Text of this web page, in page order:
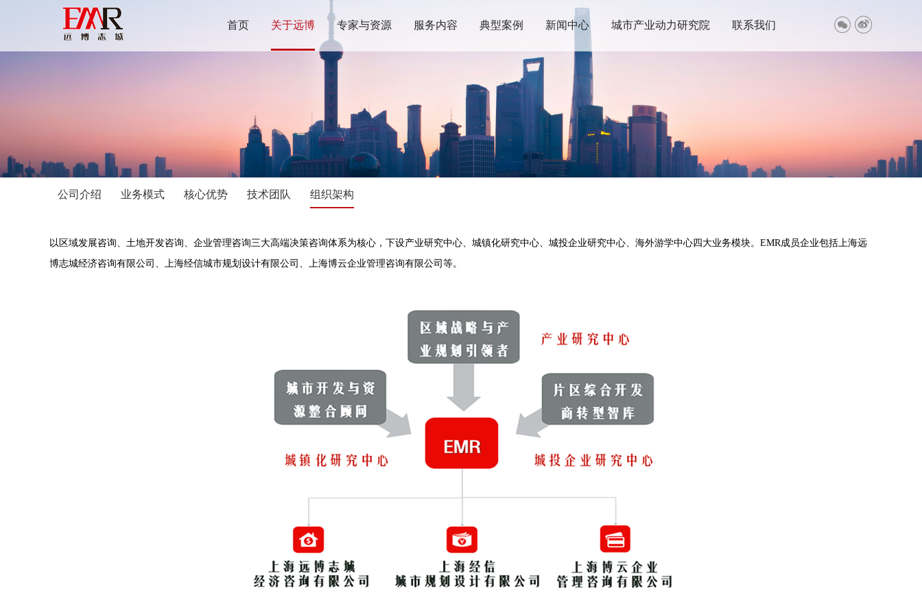
首页 关于远博 专家与资源 服务内容 典型案例 新闻中心 城市产业动力研究院 联系我们 

公司介绍 业务模式 核心优势 技术团队 组织架构
以区域发展咨询、土地开发咨询、企业管理咨询三大高端决策咨询体系为核心，下设产业研究中心、城镇化研究中心、城投企业研究中心、海外游学中心四大业务模块。EMR成员企业包括上海远
博志城经济咨询有限公司、上海经信城市规划设计有限公司、上海博云企业管理咨询有限公司等。